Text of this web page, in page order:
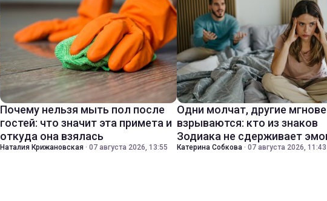
Почему нельзя мыть пол после
гостей: что значит эта примета и
откуда она взялась
Наталия Крижановская · 07 августа 2026, 13:55
Одни молчат, другие
взрываются: кто из знаков
Зодиака не сдерживает
Катерина Собкова · 07 августа 2026, 11:43